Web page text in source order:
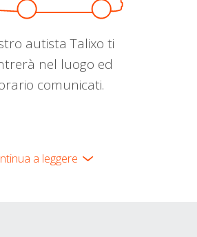
autista Talixo ti
nel luogo ed
comunicati.
a leggere